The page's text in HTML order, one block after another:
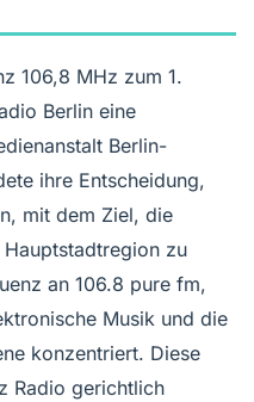
106,8 MHz zum 1.
Berlin eine
Berlin-
ihre Entscheidung,
mit dem Ziel, die
zu
an 106.8 pure fm,
Musik und die
konzentriert. Diese
Radio gerichtlich